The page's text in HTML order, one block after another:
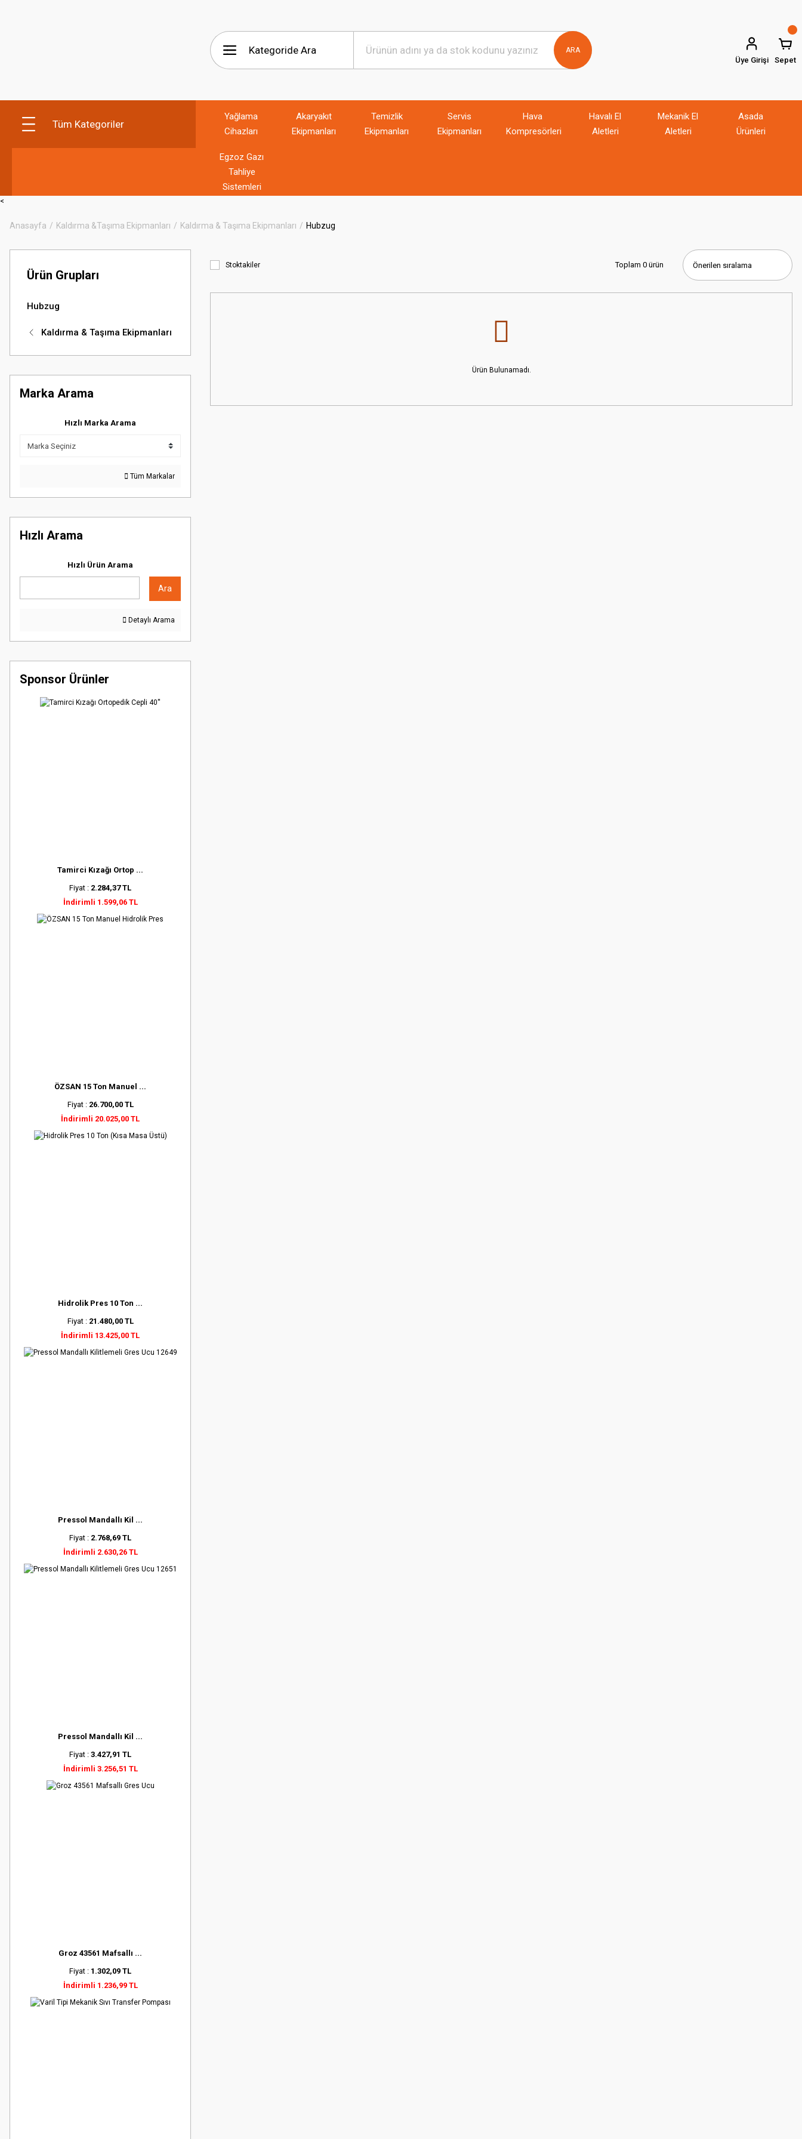
ARA
Üye Girişi Sepet
Tüm Kategoriler
Yağlama
Cihazları
Akaryakıt
Ekipmanları
Temizlik
Ekipmanları
Servis
Ekipmanları
Hava
Kompresörleri
Havalı El
Aletleri
Mekanik El
Aletleri
Asada
Ürünleri
Egzoz Gazı
Tahliye
Sistemleri
<
Anasayfa Kaldırma &Taşıma Ekipmanları Kaldırma & Taşıma Ekipmanları Hubzug
Ürün Grupları
Hubzug
Kaldırma & Taşıma Ekipmanları
Marka Arama
Hızlı Marka Arama
Tüm Markalar
Hızlı Arama
Hızlı Ürün Arama
Ara
Detaylı Arama
Sponsor Ürünler
Tamirci Kızağı Ortop ...
Fiyat : 2.284,37 TL
İndirimli 1.599,06 TL
ÖZSAN 15 Ton Manuel ...
Fiyat : 26.700,00 TL
İndirimli 20.025,00 TL
Hidrolik Pres 10 Ton ...
Fiyat : 21.480,00 TL
İndirimli 13.425,00 TL
Pressol Mandallı Kil ...
Fiyat : 2.768,69 TL
İndirimli 2.630,26 TL
Pressol Mandallı Kil ...
Fiyat : 3.427,91 TL
İndirimli 3.256,51 TL
Groz 43561 Mafsallı ...
Fiyat : 1.302,09 TL
İndirimli 1.236,99 TL
Stoktakiler Toplam 0 ürün
Ürün Bulunamadı.